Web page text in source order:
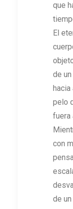
que
El
de
hacia
pelo
fuera
con
de